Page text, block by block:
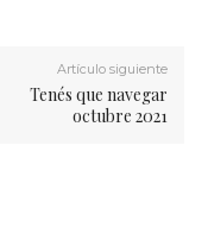
Artículo siguiente
Tenés que navegar
octubre 2021